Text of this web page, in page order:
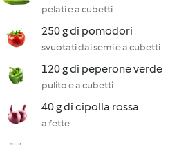
pelati e a cubetti
250 g di pomodori
svuotati dai semi e a cubetti
120 g di peperone verde
pulito e a cubetti
40 g di cipolla rossa
a fette